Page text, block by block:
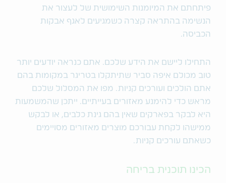
פיתחתם את המיומנות השימושית של לעצור את
הנשימה בהתראה קצרה כשמגיעים לאגף אבקות
הכביסה.
התחילו ליישם את הידע שלכם. אתם כנראה יודעים יותר
טוב מכולם איפה סביר שתיתקלו בטריגר במקומות בהם
אתם הולכים ועורכים קניות. מפו את המסלול שלכם
מראש כדי להימנע מאזורים בעייתיים. ייתכן שהמשמעות
היא לבקר בפארקים שאין בהם גינת כלבים, או לבקש
ממישהו לקחת עבורכם מוצרים מאזורים מסויימים
כשאתם עורכים קניות.
הכינו תוכנית בריחה